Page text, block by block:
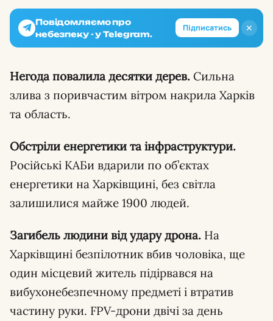
✕
Повідомляємо про
небезпеку - у Telegram.
Підписатись
Негода повалила десятки дерев. Сильна
злива з поривчастим вітром накрила Харків
та область.
Обстріли енергетики та інфраструктури.
Російські КАБи вдарили по об’єктах
енергетики на Харківщині, без світла
залишилися майже 1900 людей.
Загибель людини від удару дрона. На
Харківщині безпілотник вбив чоловіка, ще
один місцевий житель підірвався на
вибухонебезпечному предметі і втратив
частину руки. FPV-дрони двічі за день